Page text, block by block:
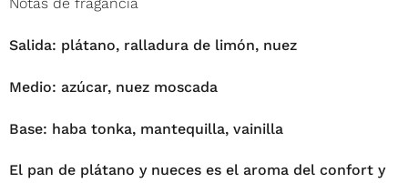
Salida: plátano, ralladura de limón, nuez
Medio: azúcar, nuez moscada
Base: haba tonka, mantequilla, vainilla
El pan de plátano y nueces es el aroma del confort y